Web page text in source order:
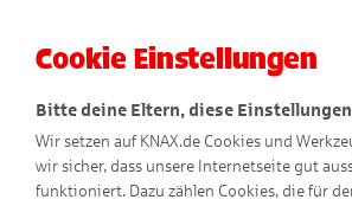
Cookie Einstellungen
Bitte deine Eltern, diese
Wir setzen auf KNAX.de Cookies und
wir sicher, dass unsere Internetseite gut
funktioniert. Dazu zählen Cookies, die für